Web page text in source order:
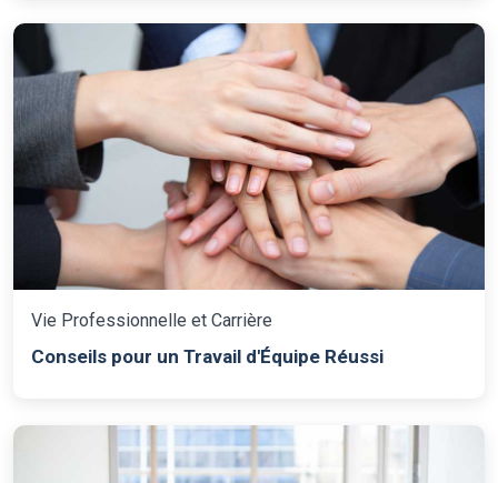
Vie Professionnelle et Carrière
Conseils pour un Travail d'Équipe Réussi